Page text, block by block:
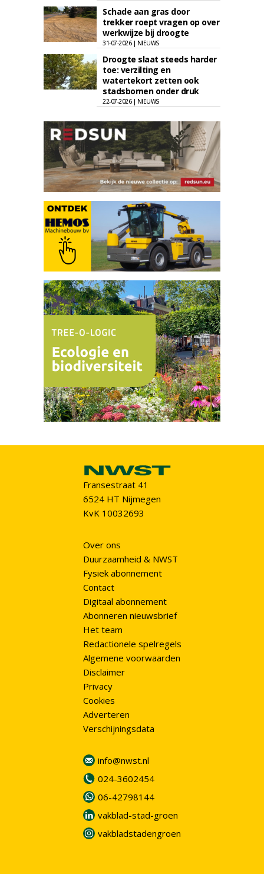
Schade aan gras door
trekker roept vragen op over
werkwijze bij droogte
31-07-2026 | NIEUWS
Droogte slaat steeds harder
toe: verzilting en
watertekort zetten ook
stadsbomen onder druk
22-07-2026 | NIEUWS
Fransestraat 41
6524 HT Nijmegen
KvK 10032693
Over ons
Duurzaamheid & NWST
Fysiek abonnement
Contact
Digitaal abonnement
Abonneren nieuwsbrief
Het team
Redactionele spelregels
Algemene voorwaarden
Disclaimer
Privacy
Cookies
Adverteren
Verschijningsdata
info@nwst.nl
024-3602454
06-42798144
vakblad-stad-groen
vakbladstadengroen